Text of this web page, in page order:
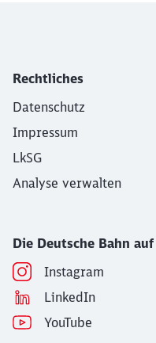
Rechtliches
Datenschutz
Impressum
LkSG
Analyse verwalten
Die Deutsche Bahn
Instagram
LinkedIn
YouTube